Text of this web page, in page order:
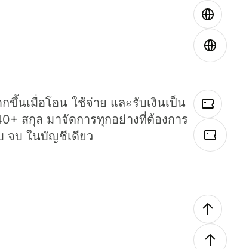
ขึ้นเมื่อโอน ใช้จ่าย และรับเงินเป็น
สกุล มาจัดการทุกอย่างที่ต้องการ
จบ ในบัญชีเดียว